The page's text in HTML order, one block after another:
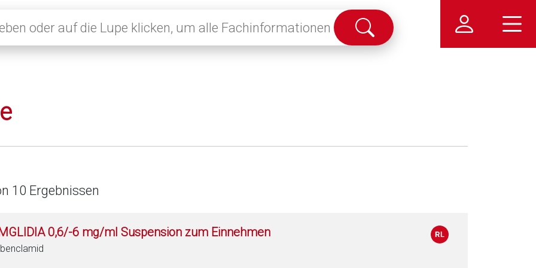
Suche
abschicken
10 Ergebnissen
0,6/-6 mg/ml Suspension zum Einnehmen